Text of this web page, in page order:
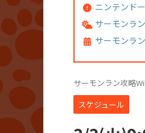
ニンテンド
サーモンラ
サーモンラ
サーモンラン攻略
スケジュール